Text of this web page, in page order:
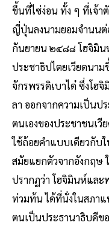
ขึ้นที่ไซ่ง่อน ทั้ง ๆ ที่เจ้า
ญี่ปุ่นลงนามยอมจำนน
กันยายน ๒๔๘๘ โฮจิมิน
ประชาธิปไตยเวียดนาม
จักรพรรดิเบาได๋ ซึ่งโ
ลา ออกจากความเป็นป
ตนเองของประชาชนเวี
ใช้ถ้อยคำแบบเดียวกับใ
สมัยแยกตัวจากอังกฤษ
ปรากฏว่า โฮจิมินห์และ
ท่วมท้น ได้ที่นั่งในสภา
ตนเป็นประธานาธิบดีข